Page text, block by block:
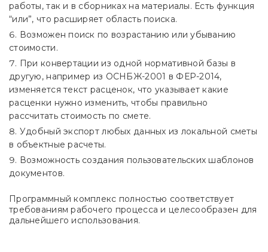
работы, так и в сборниках на материалы. Есть функция
“или”, что расширяет область поиска.
Возможен поиск по возрастанию или убыванию
стоимости.
При конвертации из одной нормативной базы в
другую, например из ОСНБЖ-2001 в ФЕР-2014,
изменяется текст расценок, что указывает какие
расценки нужно изменить, чтобы правильно
рассчитать стоимость по смете.
Удобный экспорт любых данных из локальной сметы
в объектные расчеты.
Возможность создания пользовательских шаблонов
документов.
Программный комплекс полностью соответствует
требованиям рабочего процесса и целесообразен для
дальнейшего использования.